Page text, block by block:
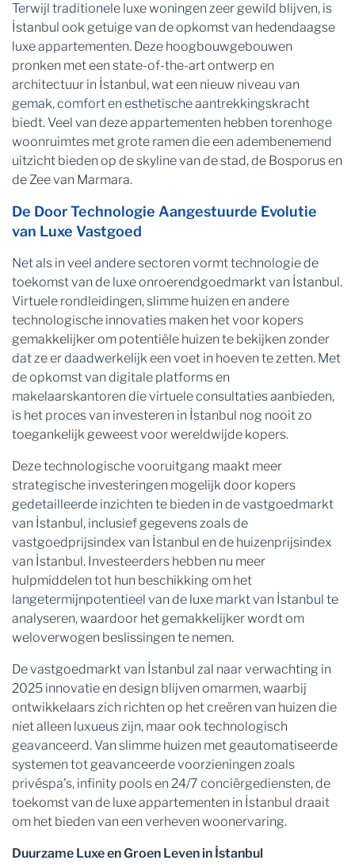
Terwijl traditionele luxe woningen zeer gewild blijven, is
İstanbul ook getuige van de opkomst van hedendaagse
luxe appartementen. Deze hoogbouwgebouwen
pronken met een state-of-the-art ontwerp en
architectuur in İstanbul, wat een nieuw niveau van
gemak, comfort en esthetische aantrekkingskracht
biedt. Veel van deze appartementen hebben torenhoge
woonruimtes met grote ramen die een adembenemend
uitzicht bieden op de skyline van de stad, de Bosporus en
de Zee van Marmara.
De Door Technologie Aangestuurde Evolutie
van Luxe Vastgoed
Net als in veel andere sectoren vormt technologie de
toekomst van de luxe onroerendgoedmarkt van İstanbul.
Virtuele rondleidingen, slimme huizen en andere
technologische innovaties maken het voor kopers
gemakkelijker om potentiële huizen te bekijken zonder
dat ze er daadwerkelijk een voet in hoeven te zetten. Met
de opkomst van digitale platforms en
makelaarskantoren die virtuele consultaties aanbieden,
is het proces van investeren in İstanbul nog nooit zo
toegankelijk geweest voor wereldwijde kopers.
Deze technologische vooruitgang maakt meer
strategische investeringen mogelijk door kopers
gedetailleerde inzichten te bieden in de vastgoedmarkt
van İstanbul, inclusief gegevens zoals de
vastgoedprijsindex van İstanbul en de huizenprijsindex
van İstanbul. Investeerders hebben nu meer
hulpmiddelen tot hun beschikking om het
langetermijnpotentieel van de luxe markt van İstanbul te
analyseren, waardoor het gemakkelijker wordt om
weloverwogen beslissingen te nemen.
De vastgoedmarkt van İstanbul zal naar verwachting in
2025 innovatie en design blijven omarmen, waarbij
ontwikkelaars zich richten op het creëren van huizen die
niet alleen luxueus zijn, maar ook technologisch
geavanceerd. Van slimme huizen met geautomatiseerde
systemen tot geavanceerde voorzieningen zoals
privéspa's, infinity pools en 24/7 conciërgediensten, de
toekomst van de luxe appartementen in İstanbul draait
om het bieden van een verheven woonervaring.
Duurzame Luxe en Groen Leven in İstanbul